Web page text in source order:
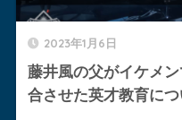
2023年1月6日
藤井風の父がイケメ
合させた英才教育につ